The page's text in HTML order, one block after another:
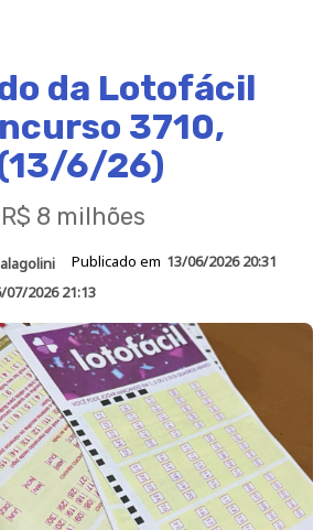
da Lotofácil
3710,
6/26)
8 milhões
Publicado em 13/06/2026 20:31
07/2026 21:13